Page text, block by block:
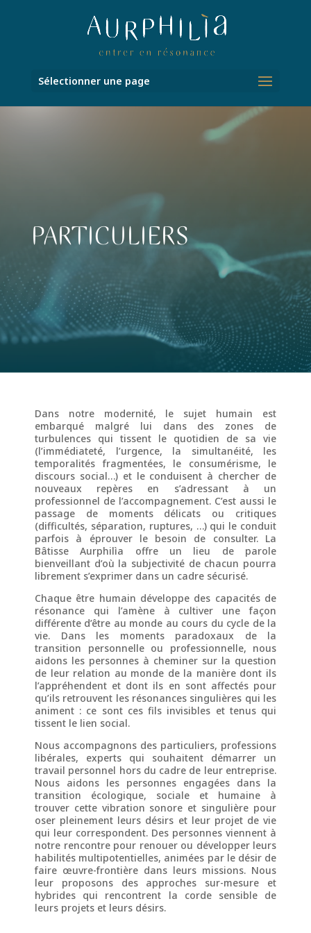
Sélectionner une page
PARTICULIERS
Dans notre modernité, le sujet humain est
embarqué malgré lui dans des zones de
turbulences qui tissent le quotidien de sa vie
(l’immédiateté, l’urgence, la simultanéité, les
temporalités fragmentées, le consumérisme, le
discours social…) et le conduisent à chercher de
nouveaux repères en s’adressant à un
professionnel de l’accompagnement. C’est aussi le
passage de moments délicats ou critiques
(difficultés, séparation, ruptures, …) qui le conduit
parfois à éprouver le besoin de consulter. La
Bâtisse Aurphilìa offre un lieu de parole
bienveillant d’où la subjectivité de chacun pourra
librement s’exprimer dans un cadre sécurisé.
Chaque être humain développe des capacités de
résonance qui l’amène à cultiver une façon
différente d’être au monde au cours du cycle de la
vie. Dans les moments paradoxaux de la
transition personnelle ou professionnelle, nous
aidons les personnes à cheminer sur la question
de leur relation au monde de la manière dont ils
l’appréhendent et dont ils en sont affectés pour
qu’ils retrouvent les résonances singulières qui les
animent : ce sont ces fils invisibles et tenus qui
tissent le lien social.
Nous accompagnons des particuliers, professions
libérales, experts qui souhaitent démarrer un
travail personnel hors du cadre de leur entreprise.
Nous aidons les personnes engagées dans la
transition écologique, sociale et humaine à
trouver cette vibration sonore et singulière pour
oser pleinement leurs désirs et leur projet de vie
qui leur correspondent. Des personnes viennent à
notre rencontre pour renouer ou développer leurs
habilités multipotentielles, animées par le désir de
faire œuvre-frontière dans leurs missions. Nous
leur proposons des approches sur-mesure et
hybrides qui rencontrent la corde sensible de
leurs projets et leurs désirs.